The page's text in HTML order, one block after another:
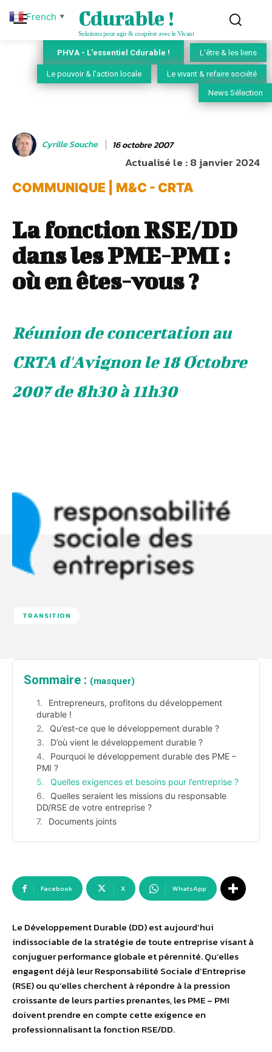
Cdurable !
Solutions pour agir & coopérer avec le Vivant
PHVA - L'essentiel Cdurable ! L'être & les liens
Le pouvoir & l'action locale Le vivant & refaire société
News Sélection
Cyrille Souche 16 octobre 2007
Actualisé le :8 janvier 2024
COMMUNIQUE | M&C - CRTA
La fonction RSE/DD
dans les PME-PMI :
où en êtes-vous ?
Réunion de concertation au
CRTA d'Avignon le 18 Octobre
2007 de 8h30 à 11h30
TRANSITION
Sommaire : (masquer)
Entrepreneurs, profitons du développement
durable !
Qu’est-ce que le développement durable ?
D’où vient le développement durable ?
Pourquoi le développement durable des PME –
PMI ?
Quelles exigences et besoins pour l’entreprise ?
Quelles seraient les missions du responsable
DD/RSE de votre entreprise ?
Documents joints
Facebook X WhatsApp
Le Développement Durable (DD) est aujourd’hui
indissociable de la stratégie de toute entreprise visant à
conjuguer performance globale et pérennité. Qu’elles
engagent déjà leur Responsabilité Sociale d’Entreprise
(RSE) ou qu’elles cherchent à répondre à la pression
croissante de leurs parties prenantes, les PME – PMI
doivent prendre en compte cette exigence en
professionnalisant la fonction RSE/DD.
French ▼